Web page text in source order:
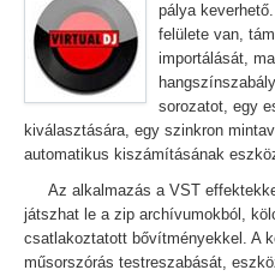
pálya
felülete van,
importálását,
sorozatot, egy
kiválasztására, egy szinkron
automatikus kiszámításának
Az alkalmazás a VST
játszhat le a zip archívumokból,
csatlakoztatott bővítményekkel. A
műsorszórás testreszabását,